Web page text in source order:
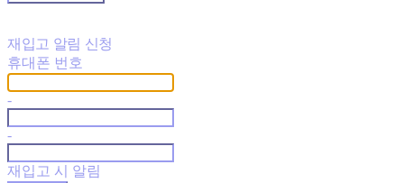
재입고 알림 신청
휴대폰 번호
-
-
재입고 시 알림